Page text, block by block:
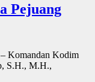
Pejuang
Komandan Kodim
S.H., M.H.,